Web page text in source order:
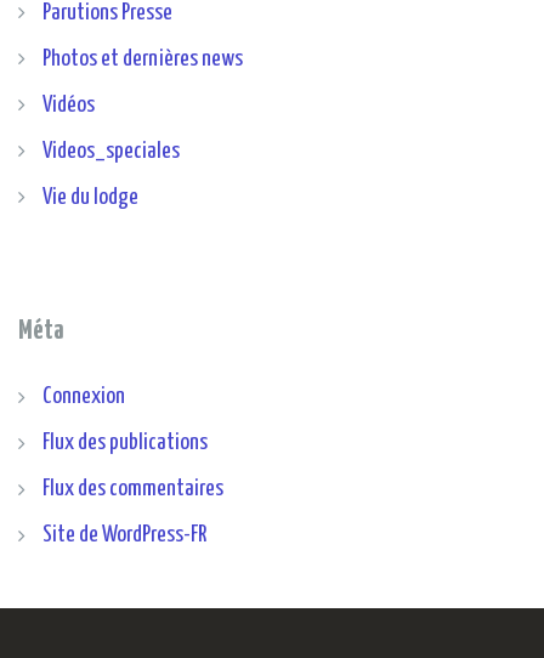
Parutions Presse
Photos et dernières news
Vidéos
Videos_speciales
Vie du lodge
Méta
Connexion
Flux des publications
Flux des commentaires
Site de WordPress-FR